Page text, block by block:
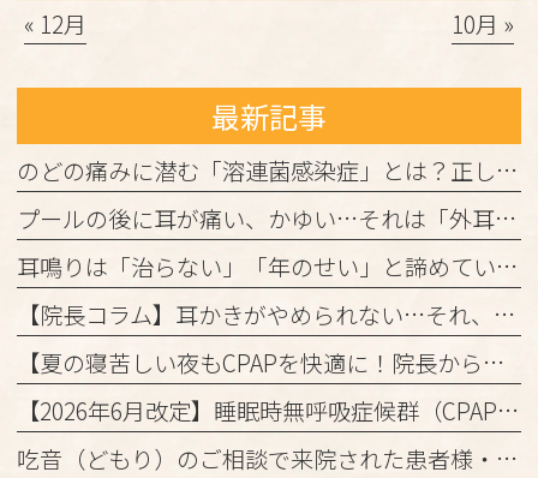
« 12月 10月 »
最新記事
のどの痛みに潜む「溶連菌感染症」とは？正しく理解して、しっかり治しましょう
プールの後に耳が痛い、かゆい…それは「外耳炎」かもしれません。
耳鳴りは「治らない」「年のせい」と諦めていませんか？
【院長コラム】耳かきがやめられない…それ、「かゆみの悪循環」かもしれません！
【夏の寝苦しい夜もCPAPを快適に！院長からの3つのアドバイス】
【2026年6月改定】睡眠時無呼吸症候群（CPAP治療）の保険ルール変更と当院からのお知らせ
吃音（どもり）のご相談で来院された患者様・ご家族の皆様へ